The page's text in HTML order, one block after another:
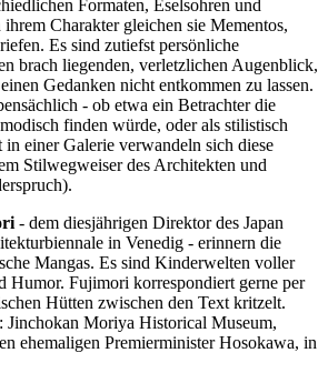
Formaten, Eselsohren und
Charakter gleichen sie Mementos,
Es sind zutiefst persönliche
brach liegenden, verletzlichen Augenblick,
Gedanken nicht entkommen zu lassen.
- ob etwa ein Betrachter die
finden würde, oder als stilistisch
einer Galerie verwandeln sich diese
Stilwegweiser des Architekten und
- dem diesjährigen Direktor des Japan
in Venedig - erinnern die
Mangas. Es sind Kinderwelten voller
Humor. Fujimori korrespondiert gerne per
Hütten zwischen den Text kritzelt.
Jinchokan Moriya Historical Museum,
ehemaligen Premierminister Hosokawa, in